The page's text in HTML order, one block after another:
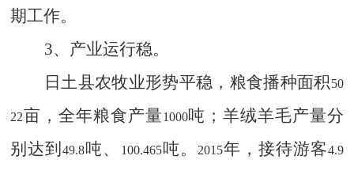
期工作。
3、产业运行稳。
日土县农牧业形势平稳，粮食播种面积 50
22亩，全年粮食产量1000吨；羊绒羊毛产量分
别达到49.8吨、 100.465吨。 2015年，接待游客4.9